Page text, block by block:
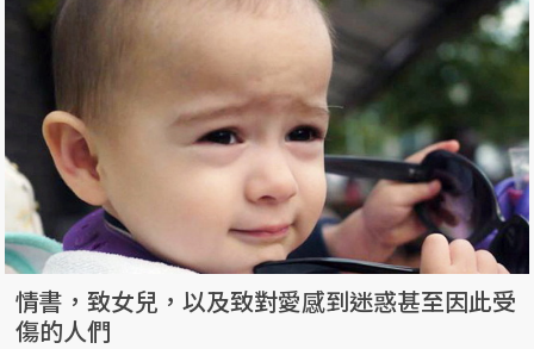
情書，致女兒，以及致對愛感到迷惑甚至因此受
傷的人們